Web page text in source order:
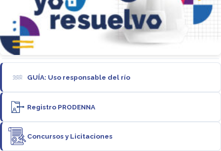
GUÍA: Uso responsable del río
Registro PRODENNA
Concursos y Licitaciones